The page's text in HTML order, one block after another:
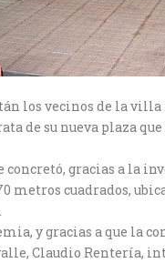
los vecinos de la
de su nueva plaza
concretó, gracias a la
metros cuadrados,
y gracias a que la
Claudio Rentería,